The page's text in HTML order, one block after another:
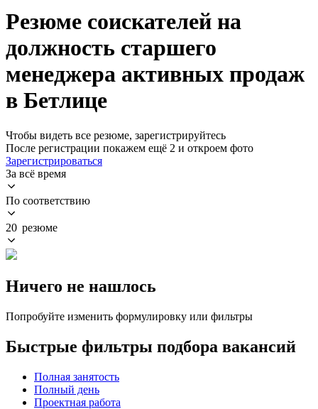
Резюме соискателей на
должность старшего
менеджера активных продаж
в Бетлице
Чтобы видеть все резюме, зарегистрируйтесь
После регистрации покажем ещё 2 и откроем фото
Зарегистрироваться
За всё время
По соответствию
20 резюме
Ничего не нашлось
Попробуйте изменить формулировку или фильтры
Быстрые фильтры подбора вакансий
Полная занятость
Полный день
Проектная работа